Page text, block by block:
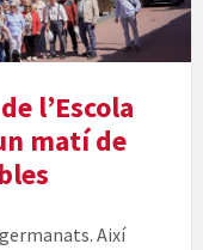
l’Escola
matí de
Així